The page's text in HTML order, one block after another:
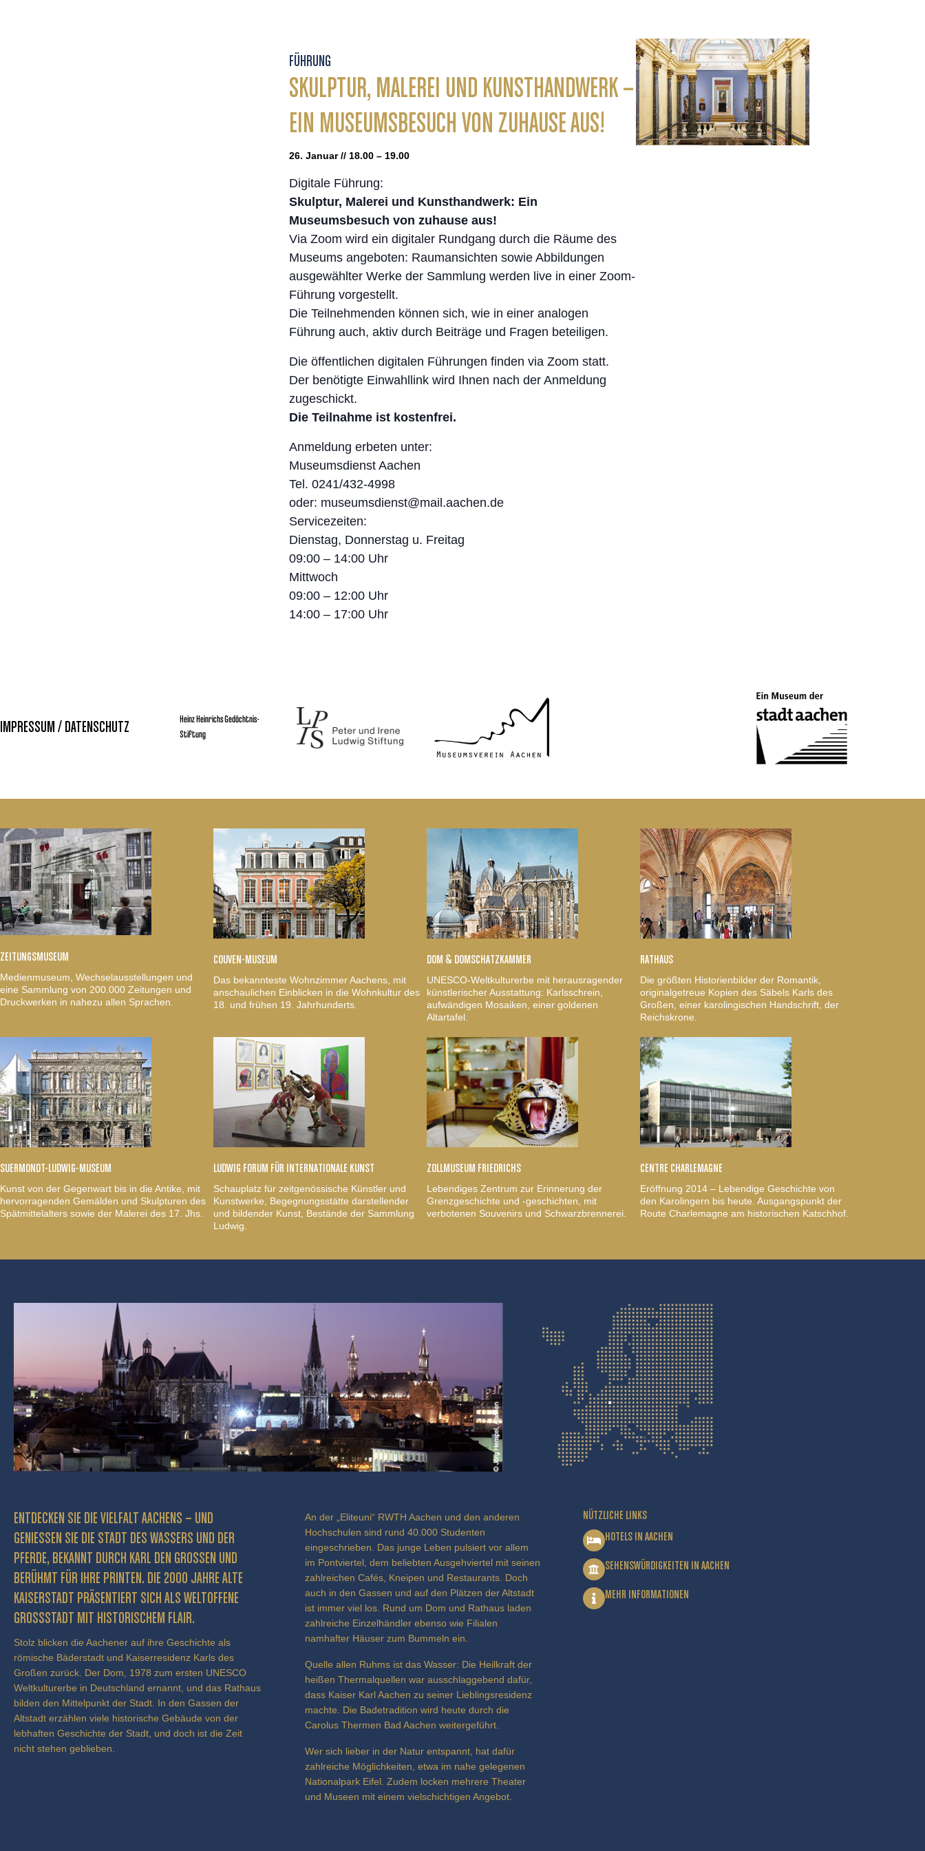
FÜHRUNG
SKULPTUR, MALEREI UND KUNSTHANDWERK –
EIN MUSEUMSBESUCH VON ZUHAUSE AUS!
26. Januar // 18.00 – 19.00
Digitale Führung:
Skulptur, Malerei und Kunsthandwerk: Ein
Museumsbesuch von zuhause aus!
Via Zoom wird ein digitaler Rundgang durch die Räume des
Museums angeboten: Raumansichten sowie Abbildungen
ausgewählter Werke der Sammlung werden live in einer Zoom-
Führung vorgestellt.
Die Teilnehmenden können sich, wie in einer analogen
Führung auch, aktiv durch Beiträge und Fragen beteiligen.
Die öffentlichen digitalen Führungen finden via Zoom statt.
Der benötigte Einwahllink wird Ihnen nach der Anmeldung
zugeschickt.
Die Teilnahme ist kostenfrei.
Anmeldung erbeten unter:
Museumsdienst Aachen
Tel. 0241/432-4998
oder: museumsdienst@mail.aachen.de
Servicezeiten:
Dienstag, Donnerstag u. Freitag
09:00 – 14:00 Uhr
Mittwoch
09:00 – 12:00 Uhr
14:00 – 17:00 Uhr
IMPRESSUM / DATENSCHUTZ
Heinz Heinrichs Gedächtnis-
Stiftung
ZEITUNGSMUSEUM
Medienmuseum, Wechselausstellungen und
eine Sammlung von 200.000 Zeitungen und
Druckwerken in nahezu allen Sprachen.
COUVEN-MUSEUM
Das bekannteste Wohnzimmer Aachens, mit
anschaulichen Einblicken in die Wohnkultur des
18. und frühen 19. Jahrhunderts.
DOM & DOMSCHATZKAMMER
UNESCO-Weltkulturerbe mit herausragender
künstlerischer Ausstattung: Karlsschrein,
aufwändigen Mosaiken, einer goldenen
Altartafel.
RATHAUS
Die größten Historienbilder der Romantik,
originalgetreue Kopien des Säbels Karls des
Großen, einer karolingischen Handschrift, der
Reichskrone.
SUERMONDT-LUDWIG-MUSEUM
Kunst von der Gegenwart bis in die Antike, mit
hervorragenden Gemälden und Skulpturen des
Spätmittelalters sowie der Malerei des 17. Jhs.
LUDWIG FORUM FÜR INTERNATIONALE KUNST
Schauplatz für zeitgenössische Künstler und
Kunstwerke, Begegnungsstätte darstellender
und bildender Kunst, Bestände der Sammlung
Ludwig.
ZOLLMUSEUM FRIEDRICHS
Lebendiges Zentrum zur Erinnerung der
Grenzgeschichte und -geschichten, mit
verbotenen Souvenirs und Schwarzbrennerei.
CENTRE CHARLEMAGNE
Eröffnung 2014 – Lebendige Geschichte von
den Karolingern bis heute. Ausgangspunkt der
Route Charlemagne am historischen Katschhof.
ENTDECKEN SIE DIE VIELFALT AACHENS – UND
GENIESSEN SIE DIE STADT DES WASSERS UND DER P
FERDE, BEKANNT DURCH KARL DEN GROSSEN UND BE
RÜHMT FÜR IHRE PRINTEN. DIE 2000 JAHRE ALTE KA
ISERSTADT PRÄSENTIERT SICH ALS WELTOFFENE GR
OSSSTADT MIT HISTORISCHEM FLAIR.
Stolz blicken die Aachener auf ihre Geschichte als
römische Bäderstadt und Kaiserresidenz Karls des
Großen zurück. Der Dom, 1978 zum ersten UNESCO
Weltkulturerbe in Deutschland ernannt, und das Rathaus
bilden den Mittelpunkt der Stadt. In den Gassen der
Altstadt erzählen viele historische Gebäude von der
lebhaften Geschichte der Stadt, und doch ist die Zeit
nicht stehen geblieben.
An der „Eliteuni“ RWTH Aachen und den anderen
Hochschulen sind rund 40.000 Studenten
eingeschrieben. Das junge Leben pulsiert vor allem
im Pontviertel, dem beliebten Ausgehviertel mit seinen
zahlreichen Cafés, Kneipen und Restaurants. Doch
auch in den Gassen und auf den Plätzen der Altstadt
ist immer viel los. Rund um Dom und Rathaus laden
zahlreiche Einzelhändler ebenso wie Filialen
namhafter Häuser zum Bummeln ein.
Quelle allen Ruhms ist das Wasser: Die Heilkraft der
heißen Thermalquellen war ausschlaggebend dafür,
dass Kaiser Karl Aachen zu seiner Lieblingsresidenz
machte. Die Badetradition wird heute durch die
Carolus Thermen Bad Aachen weitergeführt.
Wer sich lieber in der Natur entspannt, hat dafür
zahlreiche Möglichkeiten, etwa im nahe gelegenen
Nationalpark Eifel. Zudem locken mehrere Theater
und Museen mit einem vielschichtigen Angebot.
NÜTZLICHE LINKS
HOTELS IN AACHEN
SEHENSWÜRDIGKEITEN IN AACHEN
MEHR INFORMATIONEN